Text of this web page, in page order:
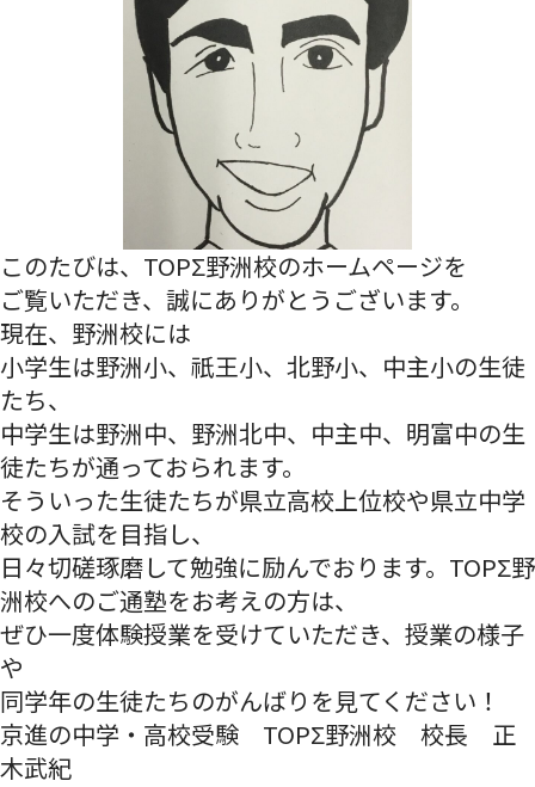
このたびは、TOPΣ野洲校のホームページを
ご覧いただき、誠にありがとうございます。
現在、野洲校には
小学生は野洲小、祇王小、北野小、中主小の生徒
たち、
中学生は野洲中、野洲北中、中主中、明富中の生
徒たちが通っておられます。
そういった生徒たちが県立高校上位校や県立中学
校の入試を目指し、
日々切磋琢磨して勉強に励んでおります。TOPΣ野
洲校へのご通塾をお考えの方は、
ぜひ一度体験授業を受けていただき、授業の様子
や
同学年の生徒たちのがんばりを見てください！
京進の中学・高校受験 TOPΣ野洲校 校長 正
木武紀